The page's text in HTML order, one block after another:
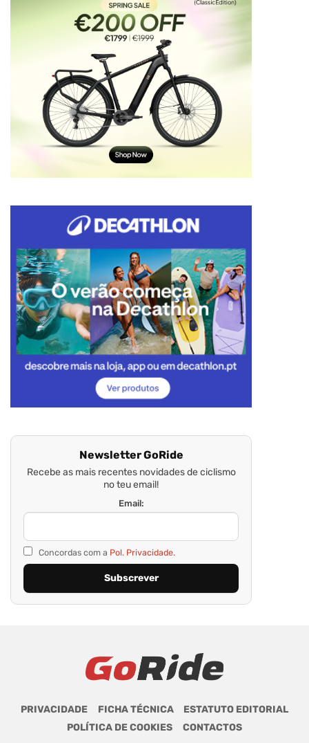
Newsletter GoRide
Recebe as mais recentes novidades de ciclismo
no teu email!
Email:
Concordas com a Pol. Privacidade.
PRIVACIDADE FICHA TÉCNICA
ESTATUTO EDITORIAL
POLÍTICA DE COOKIES
CONTACTOS